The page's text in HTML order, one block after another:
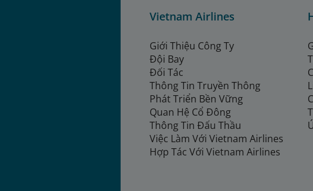
Vietnam Airlines
Giới Thiệu Công Ty
Đội Bay
Đối Tác
Thông Tin Truyền Thông
Phát Triển Bền Vững
Quan Hệ Cổ Đông
Thông Tin Đấu Thầu
Việc Làm Với Vietnam Airlines
Hợp Tác Với Vietnam Airlines